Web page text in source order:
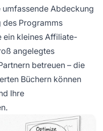
umfassende Abdeckung
des Programms
ein kleines Affiliate-
angelegtes
betreuen – die
Büchern können
Ihre